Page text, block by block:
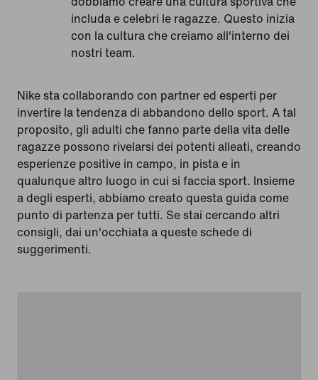
includa e celebri le ragazze. Questo inizia
con la cultura che creiamo all'interno dei
nostri team.
Nike sta collaborando con partner ed esperti per
invertire la tendenza di abbandono dello sport. A tal
proposito, gli adulti che fanno parte della vita delle
ragazze possono rivelarsi dei potenti alleati, creando
esperienze positive in campo, in pista e in
qualunque altro luogo in cui si faccia sport. Insieme
a degli esperti, abbiamo creato questa guida come
punto di partenza per tutti. Se stai cercando altri
consigli, dai un'occhiata a queste schede di
suggerimenti.